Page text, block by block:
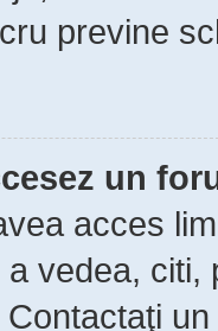
previne
un
acces
vedea,